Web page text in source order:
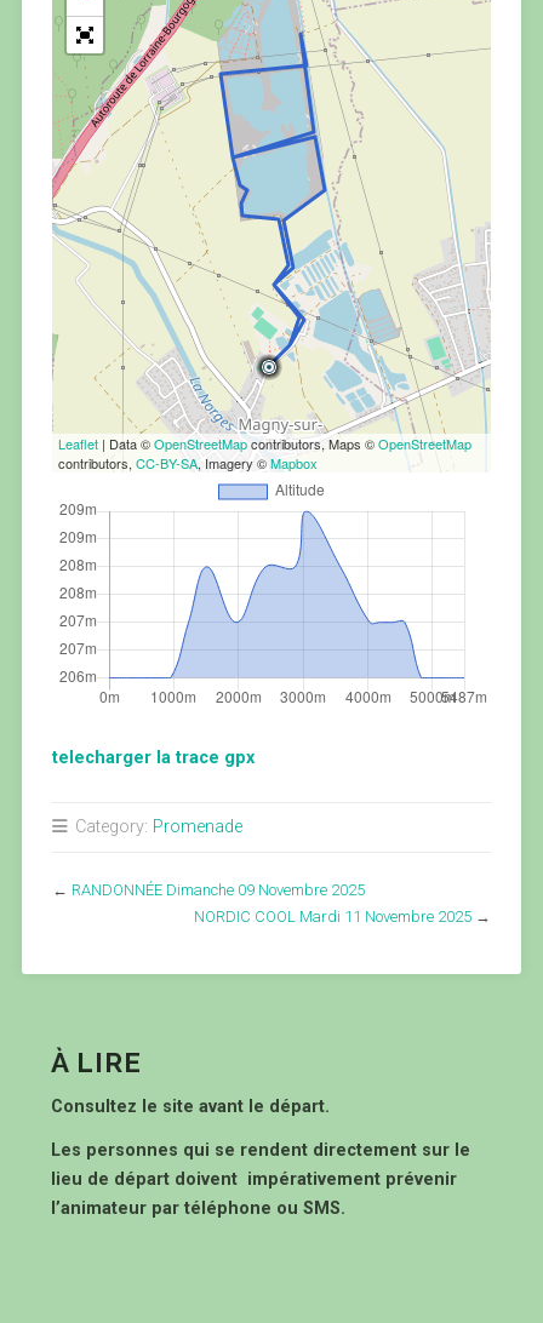
Leaflet| Data ©OpenStreetMapcontributors, Maps ©OpenStreetMap
contributors, CC-BY-SA, Imagery ©Mapbox
telecharger la trace gpx
Category: Promenade
← RANDONNÉE Dimanche 09 Novembre 2025
NORDIC COOL Mardi 11 Novembre 2025 →
À LIRE
Consultez le site avant le départ.
Les personnes qui se rendent directement sur le
lieu de départ doivent impérativement prévenir
l’animateur par téléphone ou SMS.